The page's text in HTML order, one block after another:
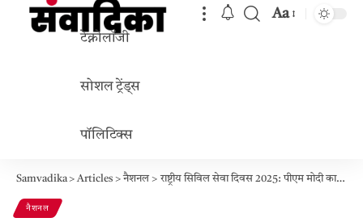
टेक्नोलॉजी
सोशल ट्रेंड्स
पॉलिटिक्स
Aa
Samvadika>Articles >नैशनल >राष्ट्रीय सिविल सेवा दिवस 2025: पीएम मोदी का संबोधन और ‘इस्पात ढांचे’ की नई परिभाषा
नैशनल